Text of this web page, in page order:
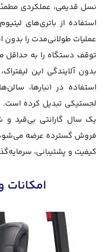
نسل قدیمی، عملکردی
استفاده از باتری‌های
عملیات طولانی‌مدت را
توقف دستگاه را به حداقل
بدون آلایندگی این
استفاده در انبارها،
فروش گسترده عرضه می‌شود
کیفیت و پشتیبانی،
امکانات